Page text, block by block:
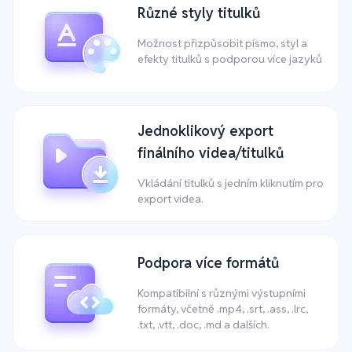
Různé styly titulků
Možnost přizpůsobit písmo, styl a
efekty titulků s podporou více jazyků
Jednoklikový export
finálního videa/titulků
Vkládání titulků s jedním kliknutím pro
export videa.
Podpora více formátů
Kompatibilní s různými výstupními
formáty, včetně .mp4, .srt, .ass, .lrc,
.txt, .vtt, .doc, .md a dalších.